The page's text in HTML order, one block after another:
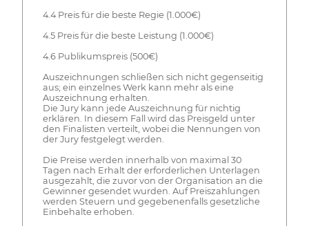
4.4 Preis für die beste Regie (1.000€)
4.5 Preis für die beste Leistung (1.000€)
4.6 Publikumspreis (500€)
Auszeichnungen schließen sich nicht gegenseitig
aus; ein einzelnes Werk kann mehr als eine
Auszeichnung erhalten.
Die Jury kann jede Auszeichnung für nichtig
erklären. In diesem Fall wird das Preisgeld unter
den Finalisten verteilt, wobei die Nennungen von
der Jury festgelegt werden.
Die Preise werden innerhalb von maximal 30
Tagen nach Erhalt der erforderlichen Unterlagen
ausgezahlt, die zuvor von der Organisation an die
Gewinner gesendet wurden. Auf Preiszahlungen
werden Steuern und gegebenenfalls gesetzliche
Einbehalte erhoben.